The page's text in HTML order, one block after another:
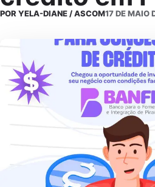
POR YELA-DIANE / ASCOM17 DE MAIO